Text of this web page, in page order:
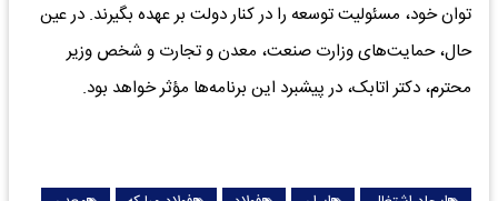
توان خود، مسئولیت توسعه را در کنار دولت بر عهده بگیرند. در عین
حال، حمایت‌های وزارت صنعت، معدن و تجارت و شخص وزیر
محترم، دکتر اتابک، در پیشبرد این برنامه‌ها مؤثر خواهد بود.